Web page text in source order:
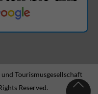
Tourismusgesellschaft
Reserved.